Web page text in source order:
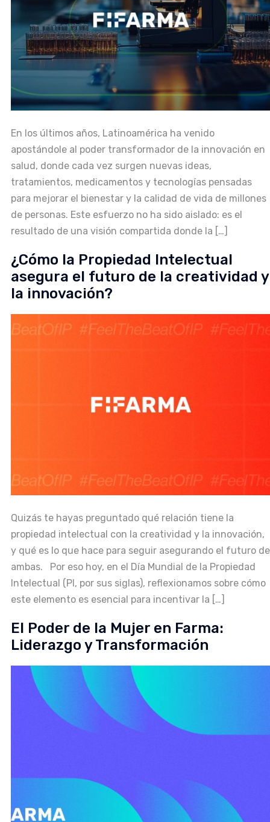
En los últimos años, Latinoamérica ha venido
apostándole al poder transformador de la innovación en
salud, donde cada vez surgen nuevas ideas,
tratamientos, medicamentos y tecnologías pensadas
para mejorar el bienestar y la calidad de vida de millones
de personas. Este esfuerzo no ha sido aislado: es el
resultado de una visión compartida donde la […]
¿Cómo la Propiedad Intelectual
asegura el futuro de la creatividad y
la innovación?
Quizás te hayas preguntado qué relación tiene la
propiedad intelectual con la creatividad y la innovación,
y qué es lo que hace para seguir asegurando el futuro de
ambas. Por eso hoy, en el Día Mundial de la Propiedad
Intelectual (PI, por sus siglas), reflexionamos sobre cómo
este elemento es esencial para incentivar la […]
El Poder de la Mujer en Farma:
Liderazgo y Transformación